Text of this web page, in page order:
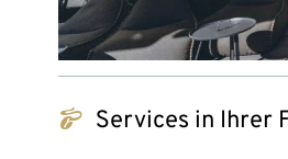
tchibo_logo Services in Ihrer